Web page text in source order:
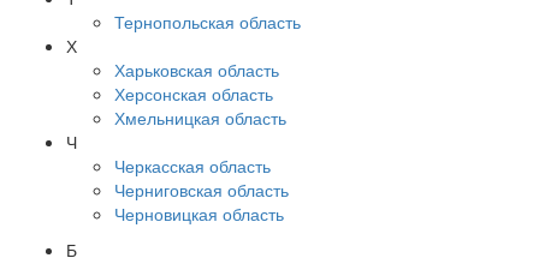
Тернопольская область
Х
Харьковская область
Херсонская область
Хмельницкая область
Ч
Черкасская область
Черниговская область
Черновицкая область
Б